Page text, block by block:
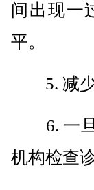
间出现一
平。
5. 减少
6. 一旦
机构检查